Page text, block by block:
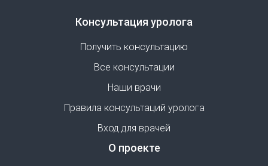
Консультация уролога
Получить консультацию
Все консультации
Наши врачи
Правила консультаций уролога
Вход для врачей
О проекте